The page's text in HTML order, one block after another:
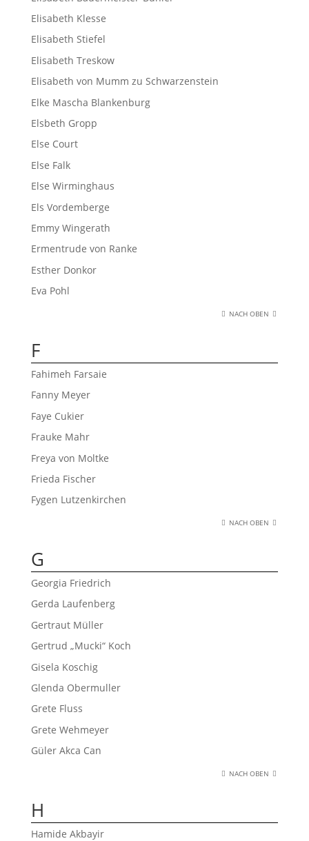
Elisabeth Klesse
Elisabeth Stiefel
Elisabeth Treskow
Elisabeth von Mumm zu Schwarzenstein
Elke Mascha Blankenburg
Elsbeth Gropp
Else Court
Else Falk
Else Wirminghaus
Els Vordemberge
Emmy Wingerath
Ermentrude von Ranke
Esther Donkor
Eva Pohl
NACH OBEN
F
Fahimeh Farsaie
Fanny Meyer
Faye Cukier
Frauke Mahr
Freya von Moltke
Frieda Fischer
Fygen Lutzenkirchen
NACH OBEN
G
Georgia Friedrich
Gerda Laufenberg
Gertraut Müller
Gertrud „Mucki“ Koch
Gisela Koschig
Glenda Obermuller
Grete Fluss
Grete Wehmeyer
Güler Akca Can
NACH OBEN
H
Hamide Akbayir